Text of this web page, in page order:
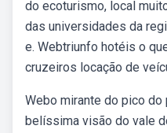
do ecoturismo, local
das universidades da
e. Webtriunfo hotéis o
cruzeiros locação de
Webo mirante do pico
belíssima visão do vale